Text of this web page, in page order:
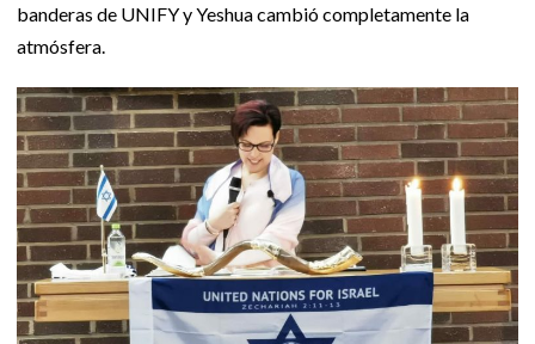
banderas de UNIFY y Yeshua cambió completamente la
atmósfera.